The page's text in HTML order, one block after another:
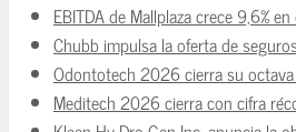
EBITDA de Mallplaza crece 9,6%
Chubb impulsa la oferta de
Odontotech 2026 cierra su
Meditech 2026 cierra con cifra